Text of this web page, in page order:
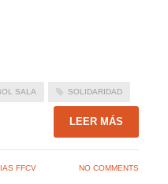
SALA SOLIDARIDAD
LEER MÁS
FFCV NO COMMENTS